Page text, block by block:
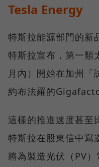
Tesla Energy
特斯拉能源部門的新
特斯拉宣布，第一類
月內）開始在加州「
約布法羅的
這樣的推進速度甚至
特斯拉在股東信中寫
將為製造光伏（PV